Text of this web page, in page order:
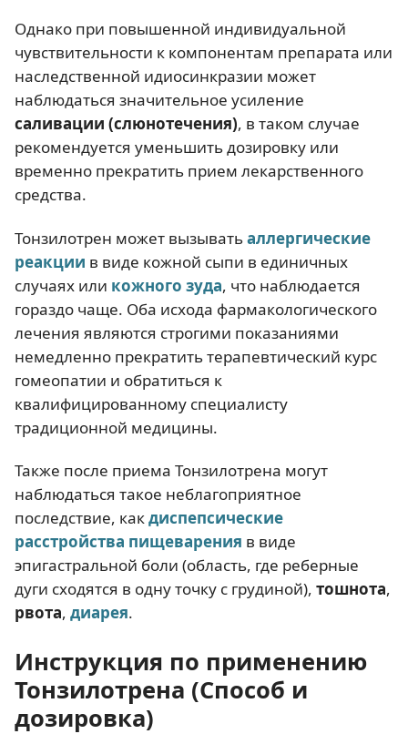
Однако при повышенной индивидуальной
чувствительности к компонентам препарата или
наследственной идиосинкразии может
наблюдаться значительное усиление
саливации (слюнотечения), в таком случае
рекомендуется уменьшить дозировку или
временно прекратить прием лекарственного
средства.
Тонзилотрен может вызыватьаллергические
реакции в виде кожной сыпи в единичных
случаях или кожного зуда, что наблюдается
гораздо чаще. Оба исхода фармакологического
лечения являются строгими показаниями
немедленно прекратить терапевтический курс
гомеопатии и обратиться к
квалифицированному специалисту
традиционной медицины.
Также после приема Тонзилотрена могут
наблюдаться такое неблагоприятное
последствие, какдиспепсические
расстройства пищеварения в виде
эпигастральной боли (область, где реберные
дуги сходятся в одну точку с грудиной), тошнота,
рвота, диарея.
Инструкция по применению
Тонзилотрена (Способ и
дозировка)